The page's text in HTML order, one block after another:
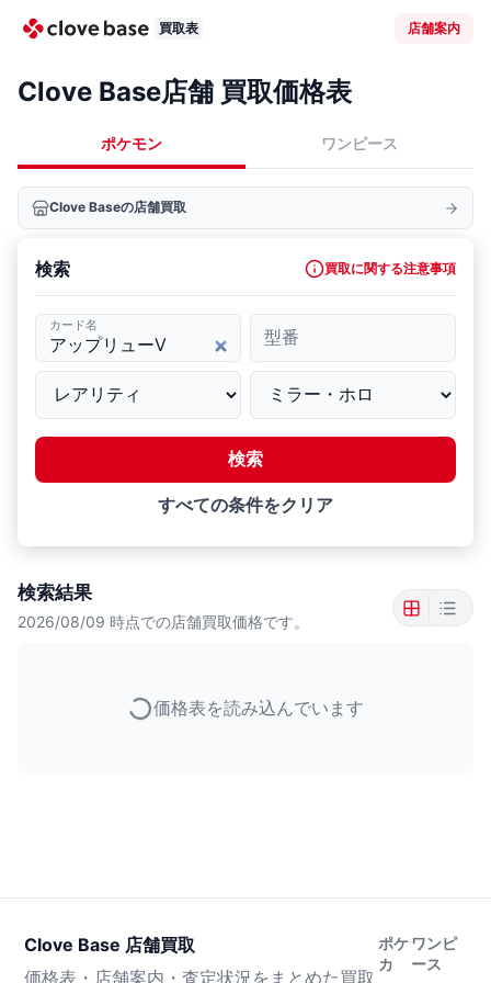
買取表 店舗案内
Clove Base店舗 買取価格表
ポケモン ワンピース
Clove Baseの店舗買取
検索 買取に関する注意事項
カード名
型番
検索
すべての条件をクリア
検索結果
2026/08/09 時点での店舗買取価格です。
価格表を読み込んでいます
Clove Base 店舗買取
価格表・店舗案内・査定状況をまとめた買取
ポケ
カ
ワンピ
ース